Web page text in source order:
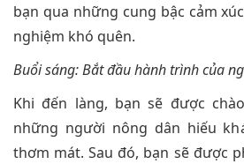
bạn qua những cung bậc cảm
nghiệm khó quên.
Buổi sáng: Bắt đầu hành trình của
Khi đến làng, bạn sẽ được
những người nông dân hiếu
thơm mát. Sau đó, bạn sẽ được